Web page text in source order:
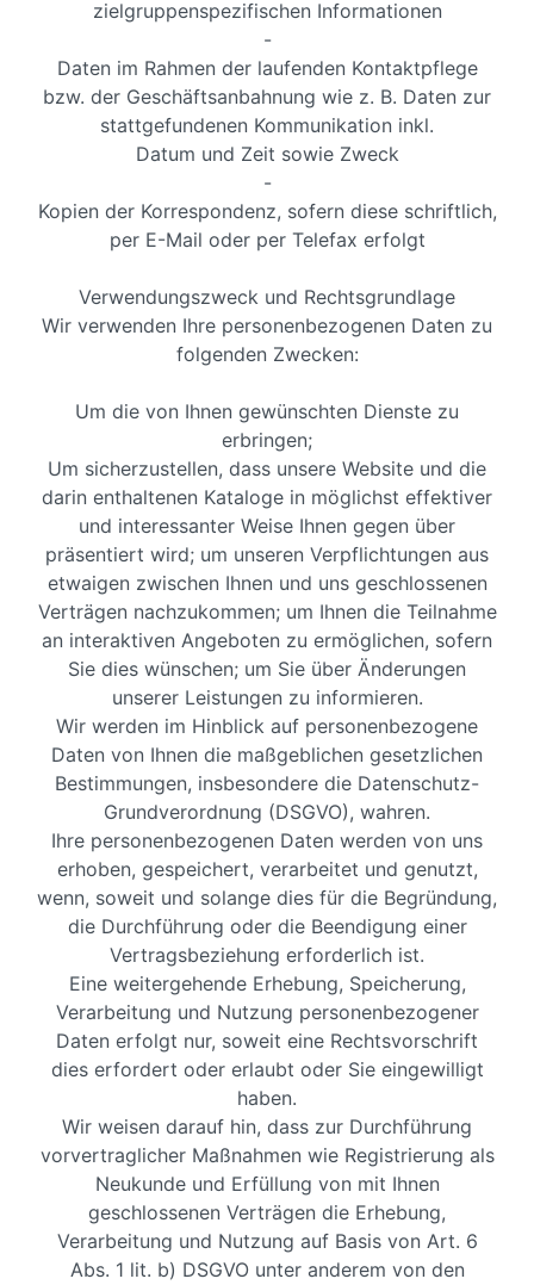
zielgruppenspezifischen Informationen
-
Daten im Rahmen der laufenden Kontaktpflege
bzw. der Geschäftsanbahnung wie z. B. Daten zur
stattgefundenen Kommunikation inkl.
Datum und Zeit sowie Zweck
-
Kopien der Korrespondenz, sofern diese schriftlich,
per E-Mail oder per Telefax erfolgt
Verwendungszweck und Rechtsgrundlage
Wir verwenden Ihre personenbezogenen Daten zu
folgenden Zwecken:
Um die von Ihnen gewünschten Dienste zu
erbringen;
Um sicherzustellen, dass unsere Website und die
darin enthaltenen Kataloge in möglichst effektiver
und interessanter Weise Ihnen gegen über
präsentiert wird; um unseren Verpflichtungen aus
etwaigen zwischen Ihnen und uns geschlossenen
Verträgen nachzukommen; um Ihnen die Teilnahme
an interaktiven Angeboten zu ermöglichen, sofern
Sie dies wünschen; um Sie über Änderungen
unserer Leistungen zu informieren.
Wir werden im Hinblick auf personenbezogene
Daten von Ihnen die maßgeblichen gesetzlichen
Bestimmungen, insbesondere die Datenschutz-
Grundverordnung (DSGVO), wahren.
Ihre personenbezogenen Daten werden von uns
erhoben, gespeichert, verarbeitet und genutzt,
wenn, soweit und solange dies für die Begründung,
die Durchführung oder die Beendigung einer
Vertragsbeziehung erforderlich ist.
Eine weitergehende Erhebung, Speicherung,
Verarbeitung und Nutzung personenbezogener
Daten erfolgt nur, soweit eine Rechtsvorschrift
dies erfordert oder erlaubt oder Sie eingewilligt
haben.
Wir weisen darauf hin, dass zur Durchführung
vorvertraglicher Maßnahmen wie Registrierung als
Neukunde und Erfüllung von mit Ihnen
geschlossenen Verträgen die Erhebung,
Verarbeitung und Nutzung auf Basis von Art. 6
Abs. 1 lit. b) DSGVO unter anderem von den